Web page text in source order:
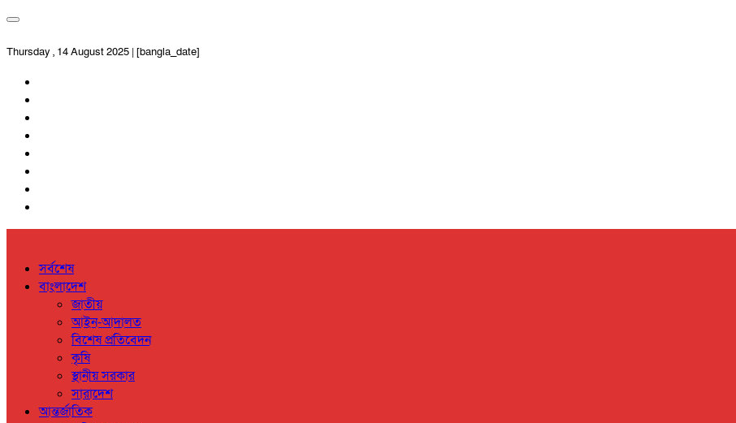
Thursday , 14 August 2025 | [bangla_date]
সর্বশেষ
বাংলাদেশ
জাতীয়
আইন-আদালত
বিশেষ প্রতিবেদন
কৃষি
স্থানীয় সরকার
সারাদেশ
আন্তর্জাতিক